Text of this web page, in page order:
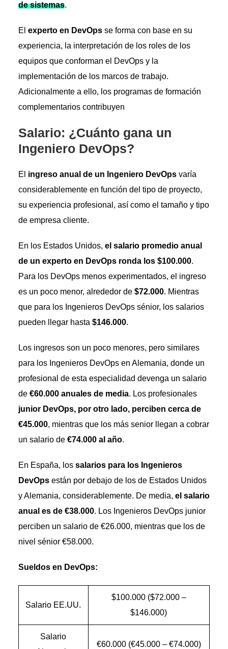
de sistemas.
El experto en DevOpsse forma con base en su
experiencia, la interpretación de los roles de los
equipos que conforman el DevOps y la
implementación de los marcos de trabajo.
Adicionalmente a ello, los programas de formación
complementarios contribuyen
Salario: ¿Cuánto gana un
Ingeniero DevOps?
El ingreso anual de un Ingeniero DevOpsvaría
considerablemente en función del tipo de proyecto,
su experiencia profesional, así como el tamaño y tipo
de empresa cliente.
En los Estados Unidos, el salario promedio anual
de un experto en DevOps ronda los $100.000.
Para los DevOps menos experimentados, el ingreso
es un poco menor, alrededor de $72.000. Mientras
que para los Ingenieros DevOps sénior, los salarios
pueden llegar hasta $146.000.
Los ingresos son un poco menores, pero similares
para los Ingenieros DevOps en Alemania, donde un
profesional de esta especialidad devenga un salario
de €60.000 anuales de media. Los profesionales
junior DevOps, por otro lado, perciben cerca de
€45.000, mientras que los más senior llegan a cobrar
un salario de €74.000 al año.
En España, los salarios para los Ingenieros
DevOpsestán por debajo de los de Estados Unidos
y Alemania, considerablemente. De media, el salario
anual es de €38.000. Los Ingenieros DevOps junior
perciben un salario de €26.000, mientras que los de
nivel sénior €58.000.
Sueldos en DevOps:
Salario EE.UU.
$100.000 ($72.000 –
$146.000)
Salario
€60.000 (€45.000 – €74.000)